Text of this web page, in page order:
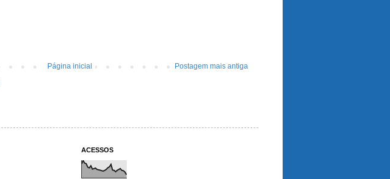
Postagem mais antiga
Página inicial
ACESSOS